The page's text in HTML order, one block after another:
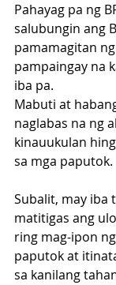
Pahayag pa ng
salubungin ang
pamamagitan
pampaingay na
iba pa.
Mabuti at
naglabas na ng
kinauukulan
sa mga paputok.
Subalit, may iba
matitigas ang
ring mag-ipon
paputok at
sa kanilang